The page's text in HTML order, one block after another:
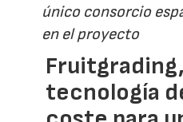
único consorcio
en el proyecto
Fruitgrading,
tecnología